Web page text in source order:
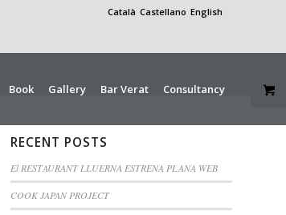
Català Castellano English
Book Gallery Bar Verat Consultancy
RECENT POSTS
El RESTAURANT LLUERNA ESTRENA PLANA WEB
COOK JAPAN PROJECT